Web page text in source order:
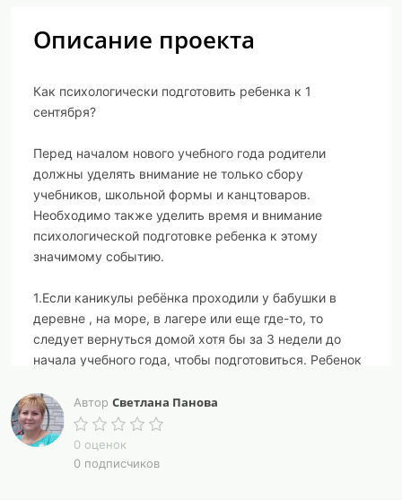
Описание проекта
Как психологически подготовить ребенка к 1
сентября?
Перед началом нового учебного года родители
должны уделять внимание не только сбору
учебников, школьной формы и канцтоваров.
Необходимо также уделить время и внимание
психологической подготовке ребенка к этому
значимому событию.
1.Если каникулы ребёнка проходили у бабушки в
деревне , на море, в лагере или еще где-то, то
следует вернуться домой хотя бы за 3 недели до
начала учебного года, чтобы подготовиться. Ребенок
закончилось, что пора переходить к новому статусу –
будущего школьника.
2. В это оставшееся время нужно начинать жить по
Автор Светлана Панова
0 оценок
0 подписчиков